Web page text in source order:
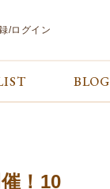
ご利用ガイド/お問合せ
/ログイン
BLOG
！10